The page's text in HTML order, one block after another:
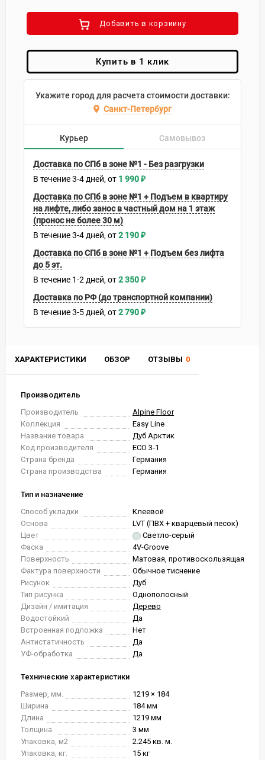
ХАРАКТЕРИСТИКИ ОБЗОР ОТЗЫВЫ 0
Производитель
Производитель
Alpine Floor
Коллекция
Easy Line
Название товара
Дуб Арктик
Код производителя
ЕСО 3-1
Страна бренда
Германия
Страна производства
Германия
Тип и назначение
Способ укладки
Клеевой
Основа
LVT (ПВХ + кварцевый песок)
Цвет
Светло-серый
Фаска
4V-Groove
Поверхность
Матовая, противоскользящая
Фактура поверхности
Обычное тиснение
Рисунок
Дуб
Тип рисунка
Однополосный
Дизайн / имитация
Дерево
Водостойкий
Да
Встроенная подложка
Нет
Антистатичность
Да
УФ-обработка
Да
Технические характеристики
Размер, мм.
1219 × 184
Ширина
184 мм
Длина
1219 мм
Толщина
3 мм
Упаковка, м2
2.245 кв. м.
Упаковка, кг.
15 кг
Добавить в корзиину
Купить в 1 клик
Укажите город для расчета стоимости доставки:
Санкт-Петербург
Курьер Самовывоз
Доставка по СПб в зоне №1 - Без разгрузки
В течение3-4 дней 1 990₽
Доставка по СПб в зоне №1 + Подъем в квартиру
на лифте, либо занос в частный дом на 1 этаж
(пронос не более 30 м)
В течение3-4 дней 2 190₽
Доставка по СПб в зоне №1 + Подъем без лифта
до 5 эт.
В течение 1-2 дней 2 350₽
Доставка по РФ (до транспортной компании)
В течение3-5 дней 2 790₽